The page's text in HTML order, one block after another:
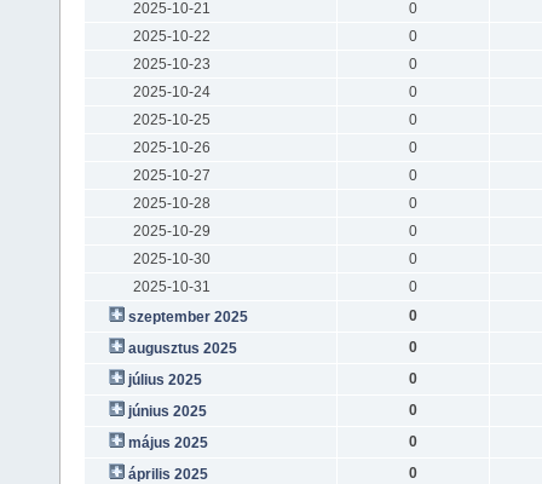
2025-10-21
0
2025-10-22
0
2025-10-23
0
2025-10-24
0
2025-10-25
0
2025-10-26
0
2025-10-27
0
2025-10-28
0
2025-10-29
0
2025-10-30
0
2025-10-31
0
szeptember 2025
0
augusztus 2025
0
július 2025
0
június 2025
0
május 2025
0
április 2025
0